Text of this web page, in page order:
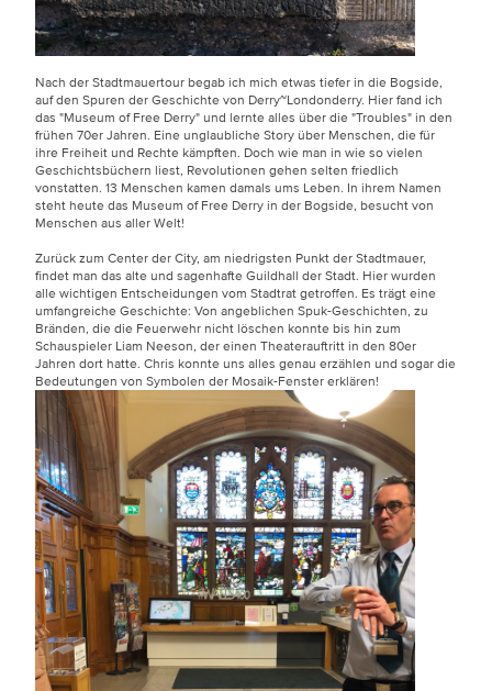
Nach der Stadtmauertour begab ich mich etwas tiefer in die Bogside,
auf den Spuren der Geschichte von Derry~Londonderry. Hier fand ich
das "Museum of Free Derry" und lernte alles über die "Troubles" in den
frühen 70er Jahren. Eine unglaubliche Story über Menschen, die für
ihre Freiheit und Rechte kämpften. Doch wie man in wie so vielen
Geschichtsbüchern liest, Revolutionen gehen selten friedlich
vonstatten. 13 Menschen kamen damals ums Leben. In ihrem Namen
steht heute das Museum of Free Derry in der Bogside, besucht von
Menschen aus aller Welt!
Zurück zum Center der City, am niedrigsten Punkt der Stadtmauer,
findet man das alte und sagenhafte Guildhall der Stadt. Hier wurden
alle wichtigen Entscheidungen vom Stadtrat getroffen. Es trägt eine
umfangreiche Geschichte: Von angeblichen Spuk-Geschichten, zu
Bränden, die die Feuerwehr nicht löschen konnte bis hin zum
Schauspieler Liam Neeson, der einen Theaterauftritt in den 80er
Jahren dort hatte. Chris konnte uns alles genau erzählen und sogar die
Bedeutungen von Symbolen der Mosaik-Fenster erklären!